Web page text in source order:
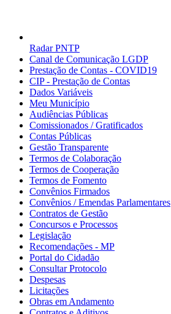
Radar PNTP
Canal de Comunicação LGDP
Prestação de Contas - COVID19
CIP - Prestação de Contas
Dados Variáveis
Meu Município
Audiências Públicas
Comissionados / Gratificados
Contas Públicas
Gestão Transparente
Termos de Colaboração
Termos de Cooperação
Termos de Fomento
Convênios Firmados
Convênios / Emendas Parlamentares
Contratos de Gestão
Concursos e Processos
Legislação
Recomendações - MP
Portal do Cidadão
Consultar Protocolo
Despesas
Licitações
Obras em Andamento